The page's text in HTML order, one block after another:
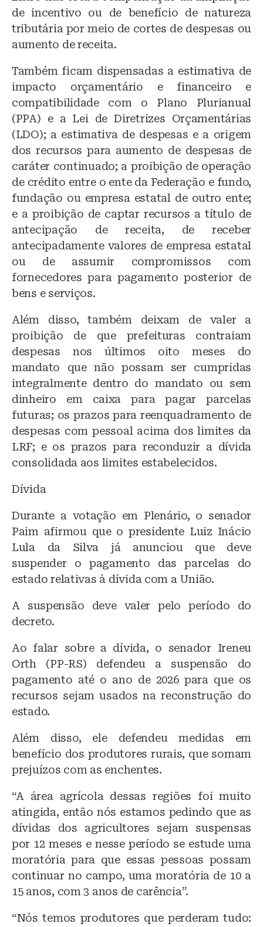
de incentivo ou de benefício de natureza
tributária por meio de cortes de despesas ou
aumento de receita.
Também ficam dispensadas a estimativa de
impacto orçamentário e financeiro e
compatibilidade com o Plano Plurianual
(PPA) e a Lei de Diretrizes Orçamentárias
(LDO); a estimativa de despesas e a origem
dos recursos para aumento de despesas de
caráter continuado; a proibição de operação
de crédito entre o ente da Federação e fundo,
fundação ou empresa estatal de outro ente;
e a proibição de captar recursos a título de
antecipação de receita, de receber
antecipadamente valores de empresa estatal
ou de assumir compromissos com
fornecedores para pagamento posterior de
bens e serviços.
Além disso, também deixam de valer a
proibição de que prefeituras contraiam
despesas nos últimos oito meses do
mandato que não possam ser cumpridas
integralmente dentro do mandato ou sem
dinheiro em caixa para pagar parcelas
futuras; os prazos para reenquadramento de
despesas com pessoal acima dos limites da
LRF; e os prazos para reconduzir a dívida
consolidada aos limites estabelecidos.
Dívida
Durante a votação em Plenário, o senador
Paim afirmou que o presidente Luiz Inácio
Lula da Silva já anunciou que deve
suspender o pagamento das parcelas do
estado relativas à dívida com a União.
A suspensão deve valer pelo período do
decreto.
Ao falar sobre a dívida, o senador Ireneu
Orth (PP-RS) defendeu a suspensão do
pagamento até o ano de 2026 para que os
recursos sejam usados na reconstrução do
estado.
Além disso, ele defendeu medidas em
benefício dos produtores rurais, que somam
prejuízos com as enchentes.
“A área agrícola dessas regiões foi muito
atingida, então nós estamos pedindo que as
dívidas dos agricultores sejam suspensas
por 12 meses e nesse período se estude uma
moratória para que essas pessoas possam
continuar no campo, uma moratória de 10 a
15 anos, com 3 anos de carência”.
“Nós temos produtores que perderam tudo: